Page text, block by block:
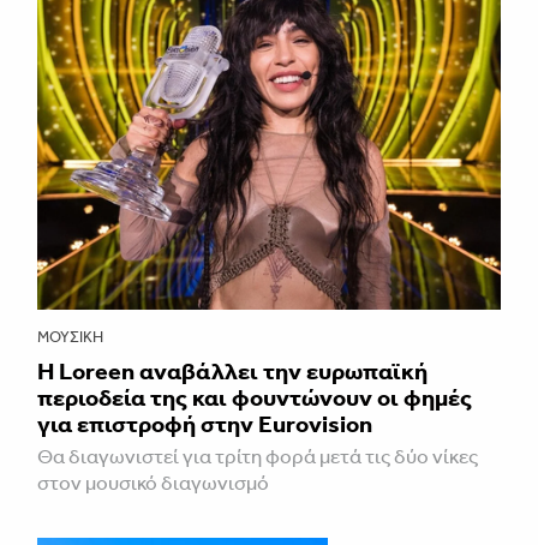
ΜΟΥΣΙΚΉ
Η Loreen αναβάλλει την ευρωπαϊκή
περιοδεία της και φουντώνουν οι φημές
για επιστροφή στην Eurovision
Θα διαγωνιστεί για τρίτη φορά μετά τις δύο νίκες
στον μουσικό διαγωνισμό